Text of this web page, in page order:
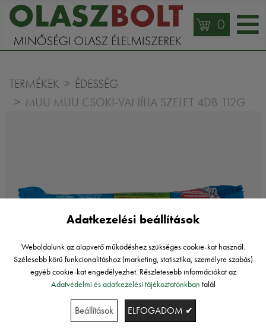
0
TERMÉKEK ÉDESSÉG
MUU MUU CSOKI-VANÍLIA SZELET 4DB 112G
Adatkezelési beállítások
Weboldalunk az alapvető működéshez szükséges cookie-kat használ.
Szélesebb körű funkcionalitáshoz (marketing, statisztika, személyre szabás)
egyéb cookie-kat engedélyezhet. Részletesebb információkat az
Adatvédelmi és adatkezelési tájékoztatónkban talál
Beállítások ELFOGADOM ✔